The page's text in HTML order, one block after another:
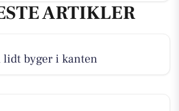
ARTIKLER
lidt byger i kanten